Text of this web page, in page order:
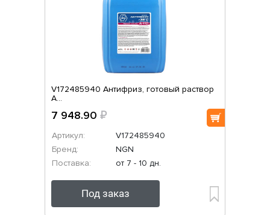
V172485940 Антифриз, готовый раствор
A...
7 948.90 ₽
Артикул:
V172485940
Бренд:
NGN
Поставка:
от 7 - 10 дн.
Под заказ